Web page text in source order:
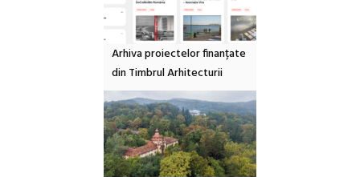
Arhiva proiectelor finanțate
din Timbrul Arhitecturii